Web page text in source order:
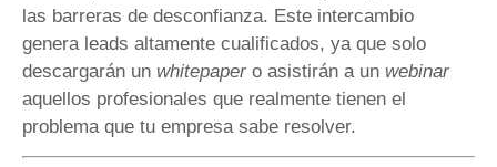
las barreras de desconfianza. Este intercambio
genera leads altamente cualificados, ya que solo
descargarán un whitepaper o asistirán a un webinar
aquellos profesionales que realmente tienen el
problema que tu empresa sabe resolver.